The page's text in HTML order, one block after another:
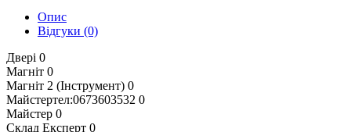
Опис
Відгуки (0)
Двері 0
Магніт 0
Магніт 2 (Інструмент) 0
Майстертел:0673603532 0
Майстер 0
Склад Експерт 0